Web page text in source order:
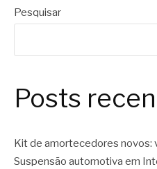
Pesquisar
Posts
Kit de amortecedores novos:
Suspensão automotiva em